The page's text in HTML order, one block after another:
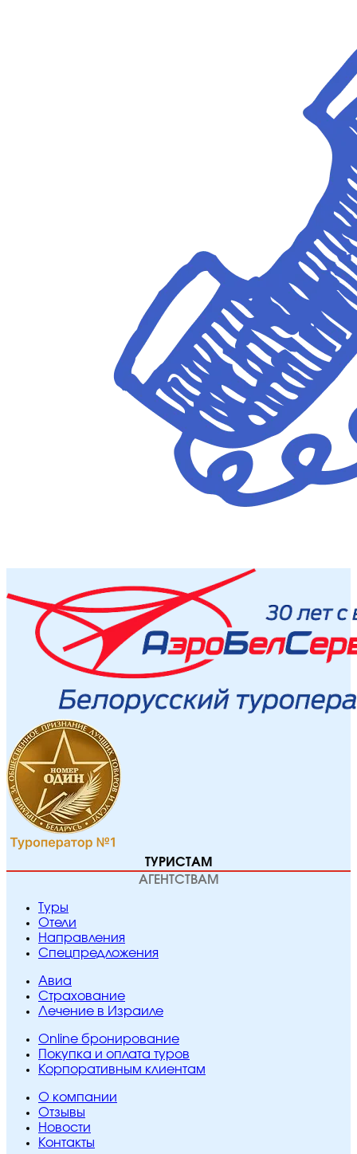
ТУРИСТАМ
АГЕНТСТВАМ
Туры
Отели
Направления
Спецпредложения
Авиа
Страхование
Лечение в Израиле
Online бронирование
Покупка и оплата туров
Корпоративным клиентам
O компании
Отзывы
Новости
Контакты